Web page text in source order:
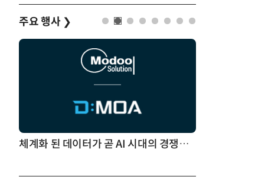
주요 행사 ❯
체계화 된 데이터가 곧 AI 시대의 경쟁력이다